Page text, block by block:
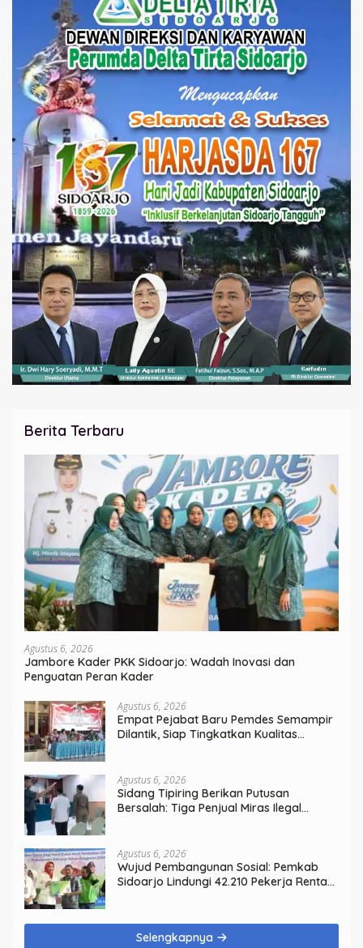
Berita Terbaru
Agustus 6, 2026
Jambore Kader PKK Sidoarjo: Wadah Inovasi dan
Penguatan Peran Kader
Agustus 6, 2026
Empat Pejabat Baru Pemdes Semampir
Dilantik, Siap Tingkatkan Kualitas
Agustus 6, 2026
Sidang Tipiring Berikan Putusan
Bersalah: Tiga Penjual Miras Ilegal
Agustus 6, 2026
Wujud Pembangunan Sosial: Pemkab
Sidoarjo Lindungi 42.210 Pekerja Rentan
Selengkapnya